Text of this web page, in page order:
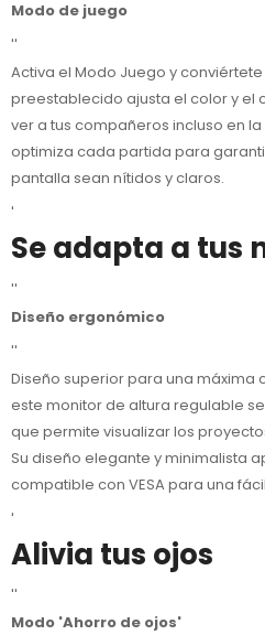
Modo de juego
''
Activa el Modo Juego y
preestablecido ajusta el color y el
ver a tus compañeros incluso en
optimiza cada partida para
pantalla sean nítidos y claros.
'
Se adapta a tus
''
Diseño ergonómico
''
Diseño superior para una
este monitor de altura regulable
que permite visualizar los
Su diseño elegante y minimalista
compatible con VESA para una
'
Alivia tus ojos
''
Modo 'Ahorro de ojos'